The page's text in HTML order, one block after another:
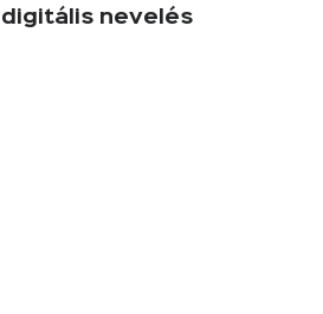
digitális nevelés